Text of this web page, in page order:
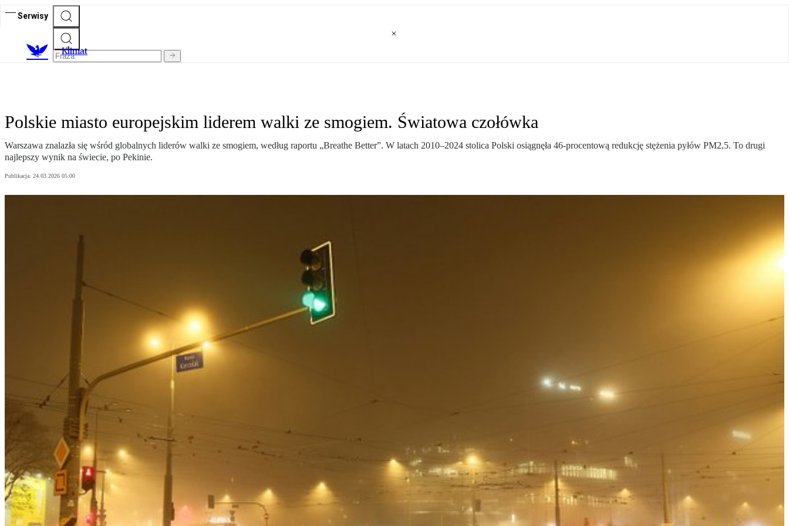
Serwisy
Klimat
Polskie miasto europejskim liderem walki ze smogiem. Światowa czołówka
Warszawa znalazła się wśród globalnych liderów walki ze smogiem, według raportu „Breathe Better”. W latach 2010–2024 stolica Polski osiągnęła 46-procentową redukcję stężenia pyłów PM2,5. To drugi
najlepszy wynik na świecie, po Pekinie.
Publikacja: 24.03.2026 05:00